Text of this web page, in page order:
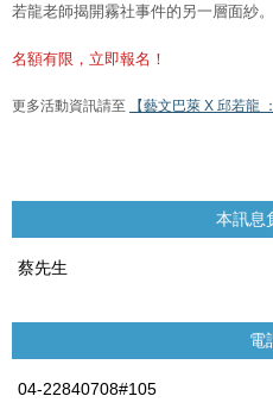
若龍老師揭開霧社事件的另一層面紗。
名額有限，立即報名！
更多活動資訊請至 【藝文巴萊 X 邱若龍
本訊息
蔡先生
電
04-22840708#105